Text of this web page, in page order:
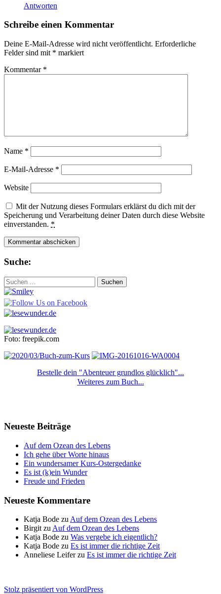
Antworten
Schreibe einen Kommentar
Deine E-Mail-Adresse wird nicht veröffentlicht. Erforderliche
Felder sind mit * markiert
Kommentar *
Name *
E-Mail-Adresse *
Website
Mit der Nutzung dieses Formulars erklärst du dich mit der
Speicherung und Verarbeitung deiner Daten durch diese Website
einverstanden. *
Suche:
Suchen
nach:
Foto: freepik.com
Bestelle dein "Abenteuer grundlos glücklich"...
Weiteres zum Buch...
Neueste Beiträge
Auf dem Ozean des Lebens
Ich gehe über Worte hinaus
Ein wundersamer Kurs-Ostergedanke
Es ist (k)ein Wunder
Freude und Frieden
Neueste Kommentare
Katja Bode zu Auf dem Ozean des Lebens
Birgit zu Auf dem Ozean des Lebens
Katja Bode zu Was vergebe ich eigentlich?
Katja Bode zu Es ist immer die richtige Zeit
Anneliese Leiferzu Es ist immer die richtige Zeit
Stolz präsentiert von WordPress